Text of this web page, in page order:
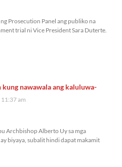
Prosecution Panel ang publiko na
trial ni Vice President Sara Duterte.
kung nawawala ang kaluluwa-
11:37 am
Archbishop Alberto Uy sa mga
biyaya, subalit hindi dapat makamit